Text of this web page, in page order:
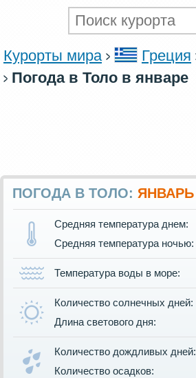
Курорты мира Греция
Погода в Толо в январе
ПОГОДА В ТОЛО: ЯНВАРЬ
Средняя температура днем:
Средняя температура ночью:
Температура воды в море:
Количество солнечных дней:
Длина светового дня:
Количество дождливых дней:
Количество осадков: